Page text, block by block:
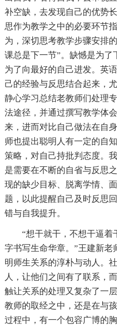
补空缺，去发现自己的优势
思作为教学之中的必要环节
为，深切思考教学步骤安排
课总是下一节”。缺憾是为
为了向最好的自己进发。英
己的经验与反思结合起来，
静心学习总结老教师们处理
法途径，并通过撰写教学体
来，进而对比自己做法在自
师也提出聪明人有一定的自
策略，对自己持批判态度。
是需要在不断的自省与反思
现的缺少目标、脱离学情、
题，以此提醒自己及时反思
错与自我提升。
“想干就干，不想干逼
字书写生命华章。”王建新老
明师生关系的淳朴与动人。
人，让他们之间有了联系，
触让关系的处理又复杂了一
教师的取经之中，还是在与
过程中，有一个包容广博的